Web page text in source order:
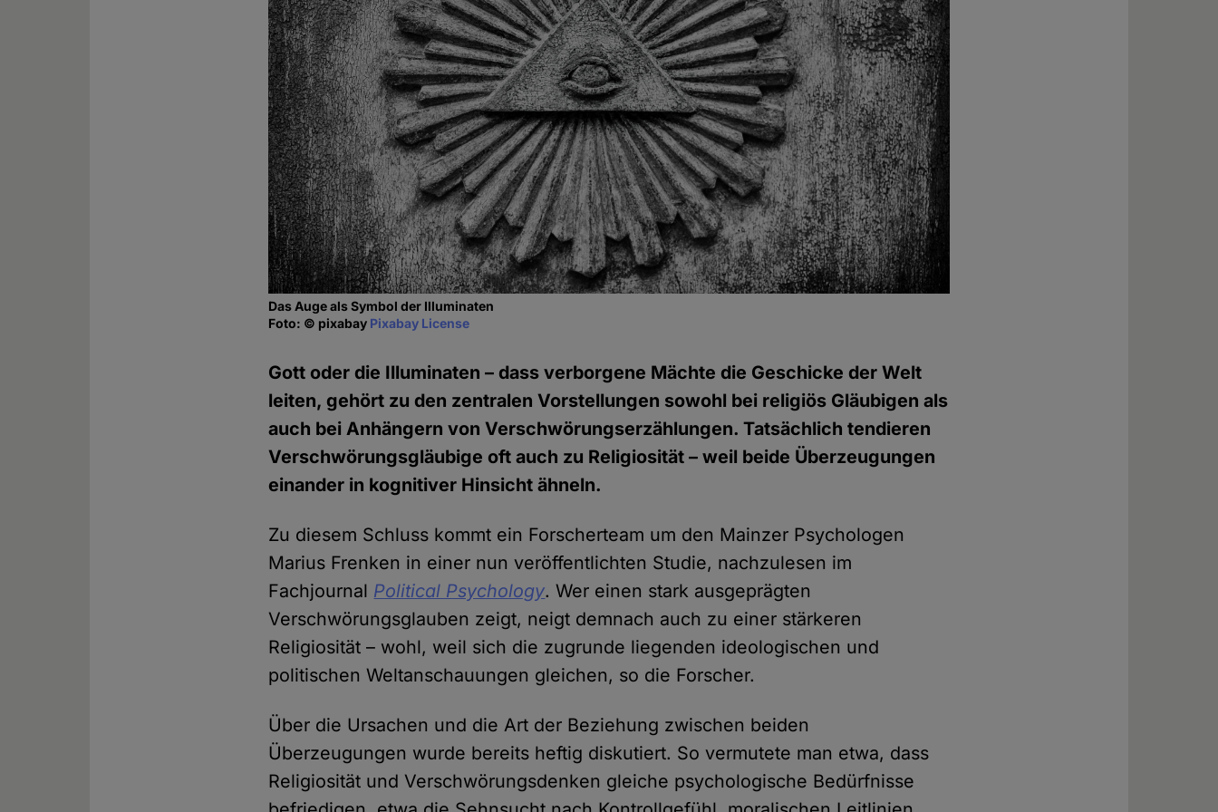
Das Auge als Symbol der Illuminaten
Foto: © pixabay Pixabay License
Gott oder die Illuminaten – dass verborgene Mächte die Geschicke der Welt
leiten, gehört zu den zentralen Vorstellungen sowohl bei religiös Gläubigen als
auch bei Anhängern von Verschwörungserzählungen. Tatsächlich tendieren
Verschwörungsgläubige oft auch zu Religiosität – weil beide Überzeugungen
einander in kognitiver Hinsicht ähneln.
Zu diesem Schluss kommt ein Forscherteam um den Mainzer Psychologen
Marius Frenken in einer nun veröffentlichten Studie, nachzulesen im
Fachjournal Political Psychology. Wer einen stark ausgeprägten
Verschwörungsglauben zeigt, neigt demnach auch zu einer stärkeren
Religiosität – wohl, weil sich die zugrunde liegenden ideologischen und
politischen Weltanschauungen gleichen, so die Forscher.
Über die Ursachen und die Art der Beziehung zwischen beiden
Überzeugungen wurde bereits heftig diskutiert. So vermutete man etwa, dass
Religiosität und Verschwörungsdenken gleiche psychologische Bedürfnisse